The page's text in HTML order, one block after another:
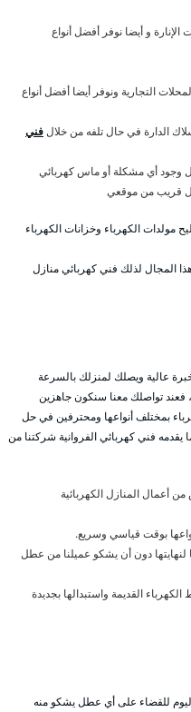
و أيضا نوفر أفضل أنواع
التجارية ونوفر أيضا أفضل أنواع
الدارة في حال تلفه من خلالفني
وجود أي مشكلة أو ماس كهربائي
قريب من موقعي
مولدات الكهرباء وخزانات الكهرباء
المجال لذلك فني كهربائي منازل
عالية ويصلك لمنزلك بالسرعة
فعند تواصلك معنا سنكون جاهزين
بمختلف أنواعها ومحترفين في حل
فني كهربائي الفروانية شركتنا من
أعمال المنازل الكهربائية
بوقت قياسي وسريع.
لنهايتها دون أن يشكو عميلنا من عطل
القديمة واستبدالها بجديدة
للقضاء على أي عطل يشكو منه